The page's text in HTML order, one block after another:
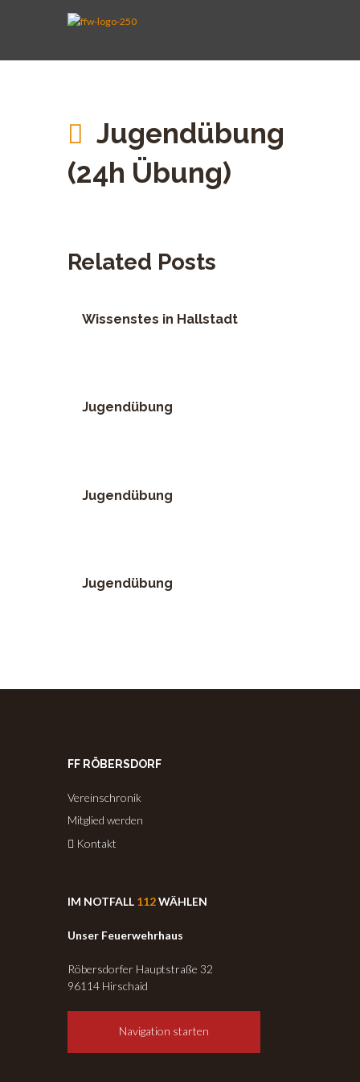
Jugendübung
(24h Übung)
Related Posts
Wissenstes in Hallstadt
Jugendübung
Jugendübung
Jugendübung
FF RÖBERSDORF
Vereinschronik
Mitglied werden
Kontakt
IM NOTFALL 112WÄHLEN
Unser Feuerwehrhaus
Röbersdorfer Hauptstraße 32
96114 Hirschaid
Navigation starten